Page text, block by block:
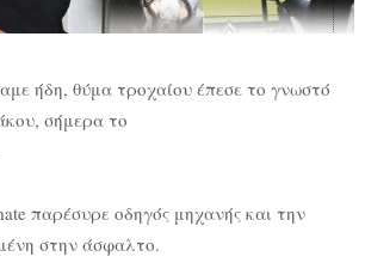
ήδη, θύμα τροχαίου έπεσε το γνωστό
σήμερα το
παρέσυρε οδηγός μηχανής και την
στην άσφαλτο.